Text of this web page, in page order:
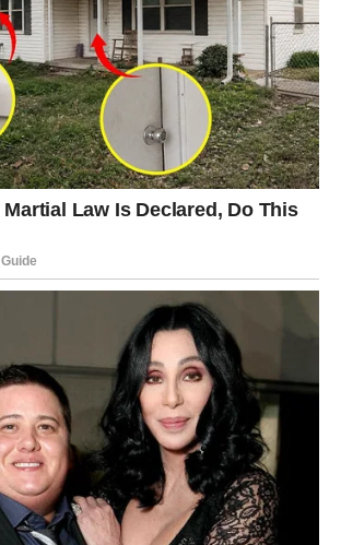
mnogo ljepšeg poglavlja.
koji će osjetiti da se sudbina zaista
korist.
stvari koje vam život šalje. Vrijeme
snažnu energiju promjena,
koje mnogi nisu očekivali.
da se za mnoge znakove završava
počinje vrijeme kada se trud i nada
Ribe, Strijelac i Vaga
, kojima dolaze
prilike i događaji koji mogu
sedmice. Ipak, svaki znak dobija šansu